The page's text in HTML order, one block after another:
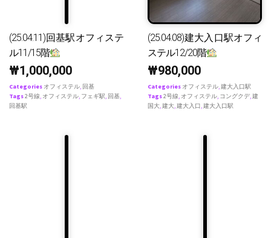
(25.04.11)回基駅オフィステ
ル11/15階
₩1,000,000
Categories オフィステル, 回基
Tags2号線, オフィステル, フェギ駅, 回基,
回基駅
(25.04.08)建大入口駅オフィ
ステル12/20階
₩980,000
Categories オフィステル,建大入口駅
Tags2号線, オフィステル, コングクデ,建
国大,建大,建大入口,建大入口駅